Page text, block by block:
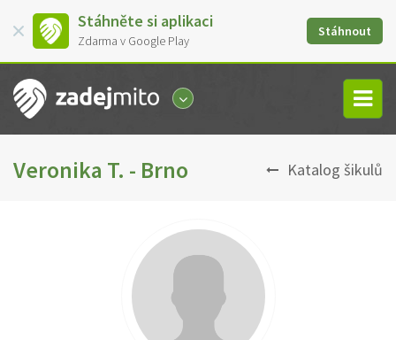
Stáhněte si aplikaci
Zdarma v Google Play
Stáhnout
Veronika T. - Brno Katalog šikulů